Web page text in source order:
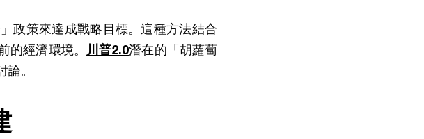
政策來達成戰略目標。這種方法結合
的經濟環境。
川普2.0潛在的「胡蘿蔔
。